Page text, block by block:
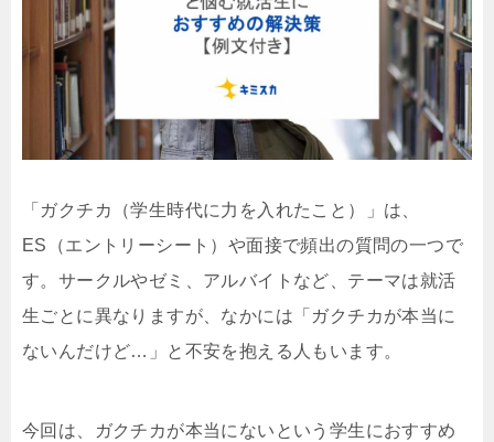
「ガクチカ（学生時代に力を入れたこと）」は、
ES（エントリーシート）や面接で頻出の質問の一つで
す。サークルやゼミ、アルバイトなど、テーマは就活
生ごとに異なりますが、なかには「ガクチカが本当に
ないんだけど…」と不安を抱える人もいます。
今回は、ガクチカが本当にないという学生におすすめ